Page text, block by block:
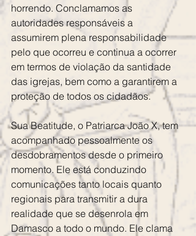
horrendo. Conclamamos as
autoridades responsáveis a
assumirem plena responsabilidade
pelo que ocorreu e continua a ocorrer
em termos de violação da santidade
das igrejas, bem como a garantirem a
proteção de todos os cidadãos.
Sua Beatitude, o Patriarca João X, tem
acompanhado pessoalmente os
desdobramentos desde o primeiro
momento. Ele está conduzindo
comunicações tanto locais quanto
regionais para transmitir a dura
realidade que se desenrola em
Damasco a todo o mundo. Ele clama